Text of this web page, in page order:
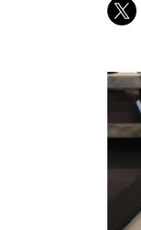
製造工程
加工技術
商品情報
ATELIER
ATELIER
特別なダイニ